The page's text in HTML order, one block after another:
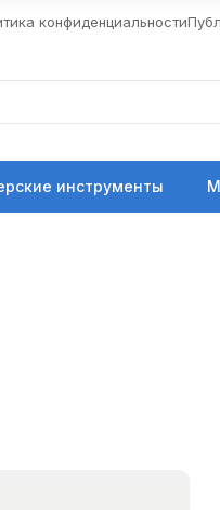
конфиденциальности
инструменты